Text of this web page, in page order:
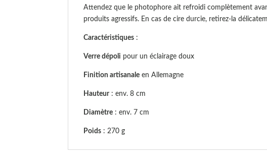
Attendez que le photophore ait refroidi complètement
produits agressifs. En cas de cire durcie, retirez-la
Caractéristiques :
Verre dépoli pour un éclairage doux
Finition artisanale en Allemagne
Hauteur : env. 8 cm
Diamètre : env. 7 cm
Poids : 270 g